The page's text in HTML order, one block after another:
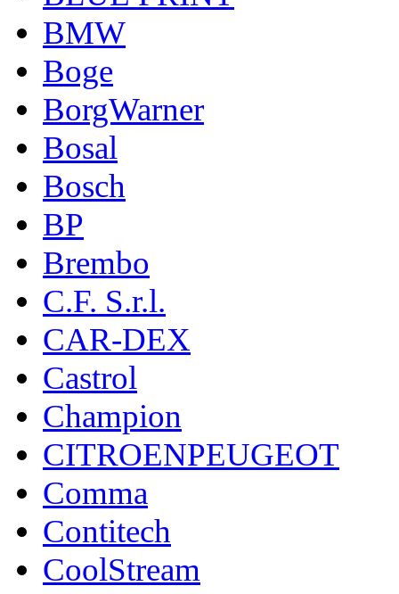
BMW
Boge
BorgWarner
Bosal
Bosch
BP
Brembo
C.F. S.r.l.
CAR-DEX
Castrol
Champion
CITROENPEUGEOT
Comma
Contitech
CoolStream